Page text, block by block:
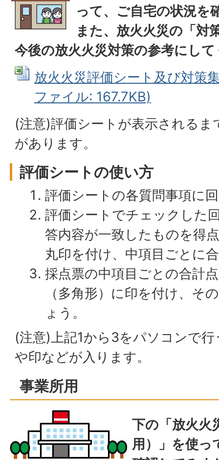
って、ご自宅の状況を
また、放火火災の「対
今後の放火火災対策の参考にし
放火火災評価シート及び対策
ファイル: 167.7KB)
(注意)評価シートが表示される
があります。
評価シートの使い方
評価シートの各質問事項に
評価シートでチェックした
答内容が一致したものを得
丸印を付け、中項目ごとに
採点票の中項目ごとの合計
（多角形）に印を付け、そ
ょう。
(注意)上記1から3をパソコンで
や印などが入ります。
事業所用
下の「放火火
用）」を使っ